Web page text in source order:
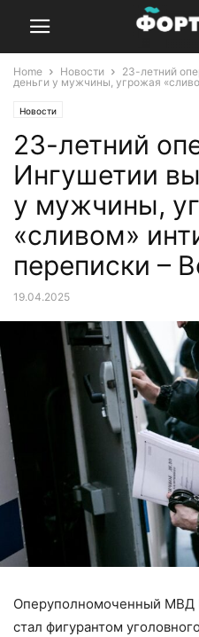
Home Новости
23-летний
деньги у мужчины, угрожая
Новости
23-летний
Ингушетии
у мужчины,
«сливом»
переписки –
19.04.2025
Оперуполномоченный МВД
стал фигурантом